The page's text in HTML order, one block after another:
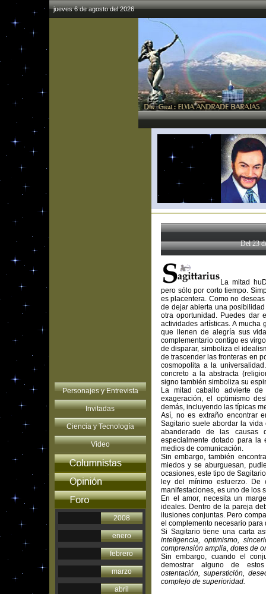
jueves 6 de agosto del 2026
Personajes y Entrevista
Invitadas
Ciencia y Tecnología
Video
2008
enero
febrero
marzo
abril
Del 23
La mitad
pero sólo por corto tiempo.
es placentera. Como no
de dejar abierta una
otra oportunidad. Puedes dar
actividades artísticas. A mucha
que llenen de alegría sus
complementario contigo es
de disparar, simboliza el
de trascender las fronteras en
cosmopolita a la
concreto a la abstracta
signo también simboliza su
La mitad caballo advierte
exageración, el optimismo
demás, incluyendo las típicas
Así, no es extraño encontrar
Sagitario suele abordar la
abanderado de las causas
especialmente dotado para
medios de comunicación.
Sin embargo, también
miedos y se aburguesan,
ocasiones, este tipo de
ley del mínimo esfuerzo.
manifestaciones, es uno de los
En el amor, necesita un
ideales. Dentro de la pareja
ilusiones conjuntas. Pero
el complemento necesario
Si Sagitario tiene una carta
inteligencia, optimismo,
comprensión amplia, dotes de
Sin embargo, cuando el
demostrar alguno de
ostentación, superstición,
complejo de superioridad.